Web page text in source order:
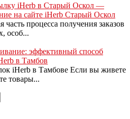
iHerb в Старый Оскол —
на сайте iHerb Старый Оскол
процесса получения заказов
особ...
эффективный способ
в Тамбов
iHerb в Тамбове Если вы живете
товары...